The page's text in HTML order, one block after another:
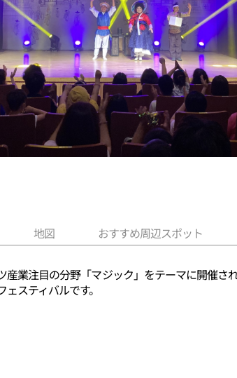
地図 おすすめ周辺スポット
業注目の分野「マジック」をテーマに開催
スティバルです。